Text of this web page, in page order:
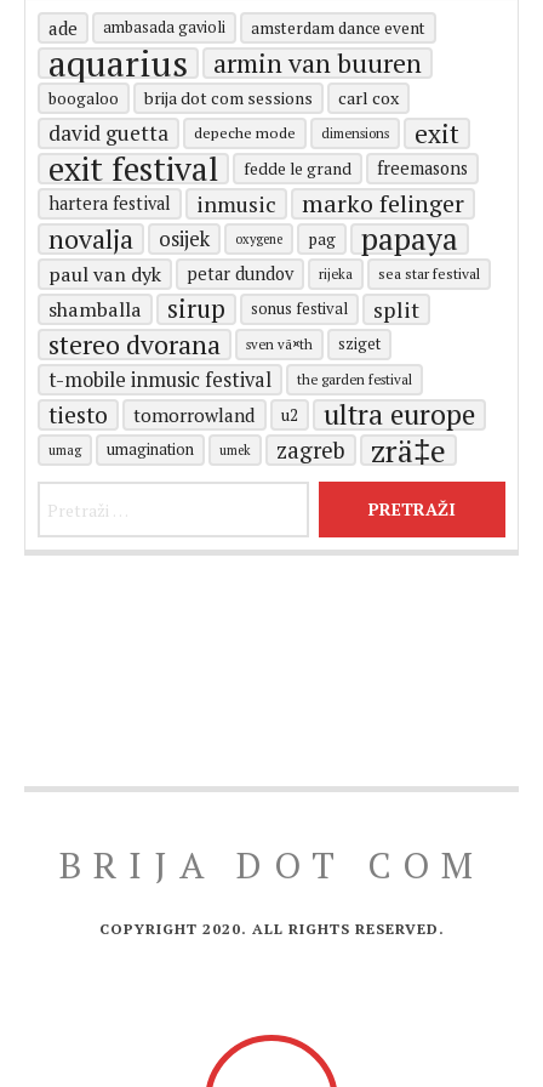
ade ambasada gavioli amsterdam dance event
aquarius armin van buuren
boogaloo brija dot com sessions carl cox
david guetta depeche mode dimensions exit
exit festival fedde le grand
freemasons
hartera festival
inmusic marko felinger
novalja osijek oxygene pag papaya
paul van dyk petar dundov rijeka sea star festival
shamballa sirup sonus festival split
stereo dvorana sven vã¤th sziget
t-mobile inmusic festival the garden festival
tiesto tomorrowland u2 ultra europe
umag umagination umek zagreb zrä‡e
BRIJA DOT COM
COPYRIGHT 2020. ALL RIGHTS RESERVED.